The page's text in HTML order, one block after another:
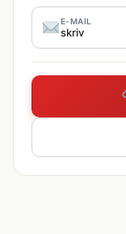
E-MAIL
skriv